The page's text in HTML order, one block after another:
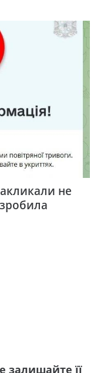
не
залишайте її